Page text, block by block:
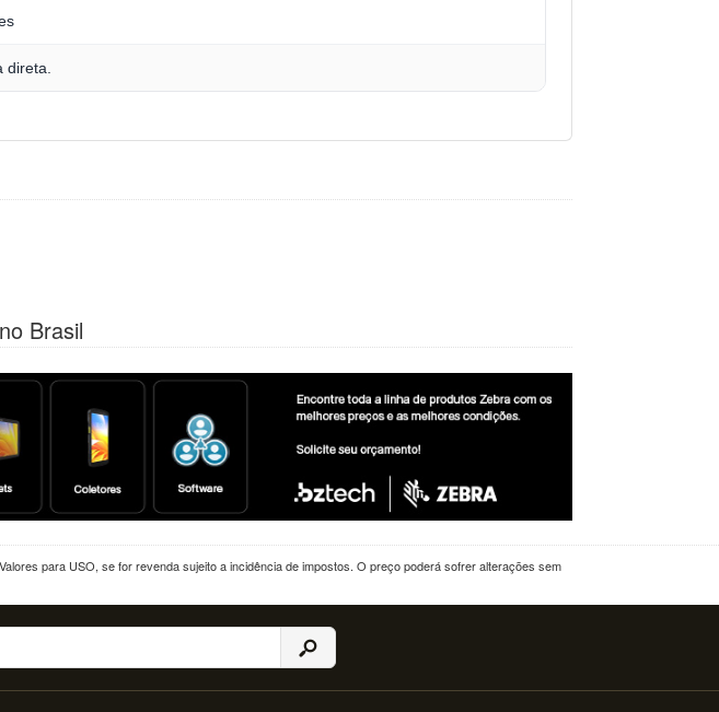
direta.
Brasil
para USO, se for revenda sujeito a incidência de impostos. O preço poderá sofrer alterações sem